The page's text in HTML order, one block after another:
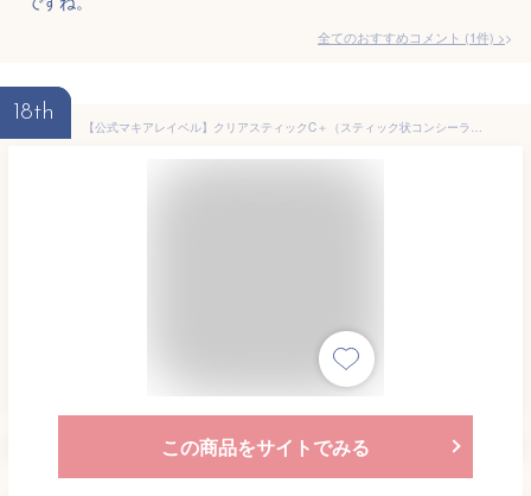
全てのおすすめコメント (1件) >
18th
【公式マキアレイベル】クリアスティックC＋（スティック状コンシーラー)(全2色）｜ コンシーラー クマ シミ そばかす ニキビ跡 保湿 シミ予防 茶クマ 赤み プラセンタエキス アルブチン ビタミンC誘導体 紫外線ケア ナチュラル系 オークル系
この商品をサイトでみる